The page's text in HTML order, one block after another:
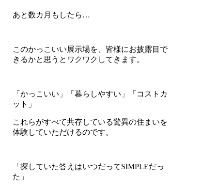
あと数カ月もしたら…
このかっこいい展示場を、皆様にお披露目で
きるかと思うとワクワクしてきます。
「かっこいい」「暮らしやすい」「コストカ
ット」
これらがすべて共存している驚異の住まいを
体験していただけるのです。
「探していた答えはいつだってSIMPLEだっ
た」